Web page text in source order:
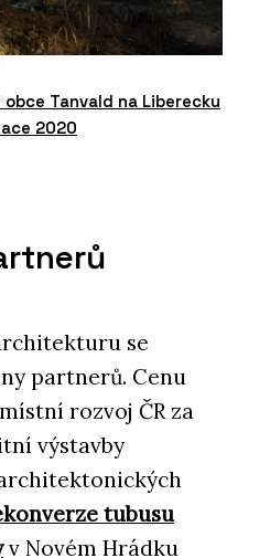
Tanvald na Liberecku
2020
se
partnerů. Cenu
rozvoj ČR za
výstavby
tubusu
v Novém Hrádku